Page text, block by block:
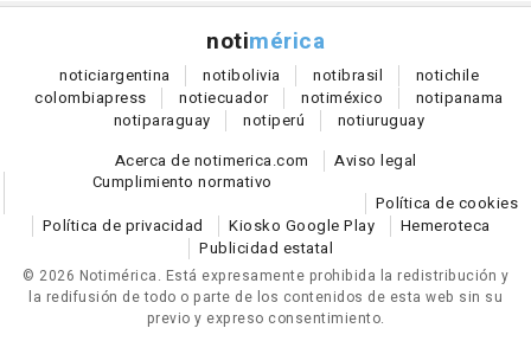
notimérica
noticiargentina notibolivia notibrasil notichile
colombiapress notiecuador notiméxico notipanama
notiparaguay notiperú notiuruguay
Acerca de notimerica.com
Aviso legal
Cumplimiento normativo
Política de cookies
Política de privacidad
Kiosko Google Play
Hemeroteca
Publicidad estatal
© 2026 Notimérica. Está expresamente prohibida la redistribución y
la redifusión de todo o parte de los contenidos de esta web sin su
previo y expreso consentimiento.